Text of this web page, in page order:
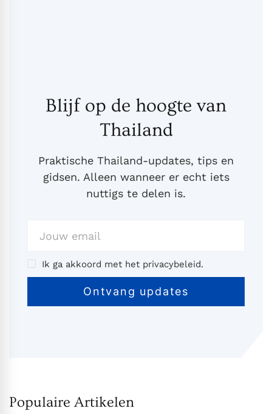
Blijf op de hoogte van
Thailand
Praktische Thailand-updates, tips en
gidsen. Alleen wanneer er echt iets
nuttigs te delen is.
Ik ga akkoord met het privacybeleid.
Populaire Artikelen